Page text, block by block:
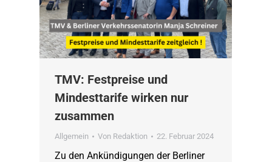
TMV: Festpreise und
Mindesttarife wirken nur
zusammen
Allgemein Von Redaktion 22. Februar 2024
Zu den Ankündigungen der Berliner